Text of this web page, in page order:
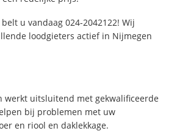
belt u vandaag 024-2042122! Wij
loodgieters actief in Nijmegen
werkt uitsluitend met gekwalificeerde
bij problemen met uw
en riool en daklekkage.